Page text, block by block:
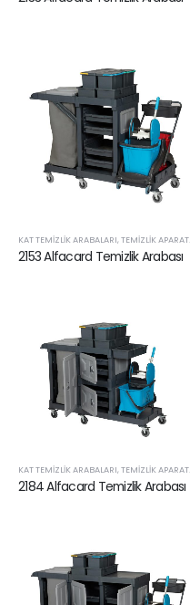
KAT TEMIZLIK ARABALARI,TEMIZLIK APARATLARI VE SARF ÜRÜNLERI
2153 Alfacard Temizlik Arabası
KAT TEMIZLIK ARABALARI,TEMIZLIK APARATLARI VE SARF ÜRÜNLERI
2184 Alfacard Temizlik Arabası